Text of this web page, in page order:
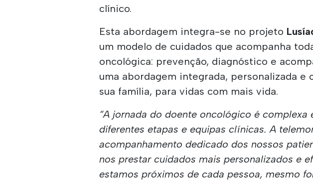
clínico.
Esta abordagem integra-se no projeto
um modelo de cuidados que acompanha
oncológica: prevenção, diagnóstico e
uma abordagem integrada, personalizada e
sua família, para vidas com mais vida.
“A jornada do doente oncológico é complexa
diferentes etapas e equipas clínicas. A
acompanhamento dedicado dos nossos
nos prestar cuidados mais personalizados e
estamos próximos de cada pessoa, mesmo